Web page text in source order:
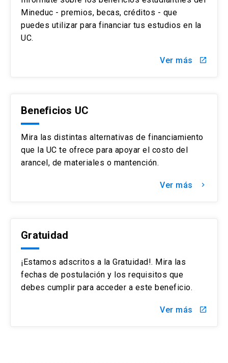
Mineduc - premios, becas, créditos - que
puedes utilizar para financiar tus estudios en la
UC.
Ver más launch
Beneficios UC
Mira las distintas alternativas de financiamiento
que la UC te ofrece para apoyar el costo del
arancel, de materiales o mantención.
Ver más keyboard_arrow_right
Gratuidad
¡Estamos adscritos a la Gratuidad!. Mira las
fechas de postulación y los requisitos que
debes cumplir para acceder a este beneficio.
Ver más launch